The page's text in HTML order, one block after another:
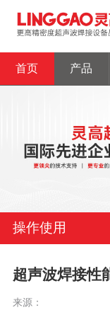
首页 产品
操作使用
超声波焊接性
来源：